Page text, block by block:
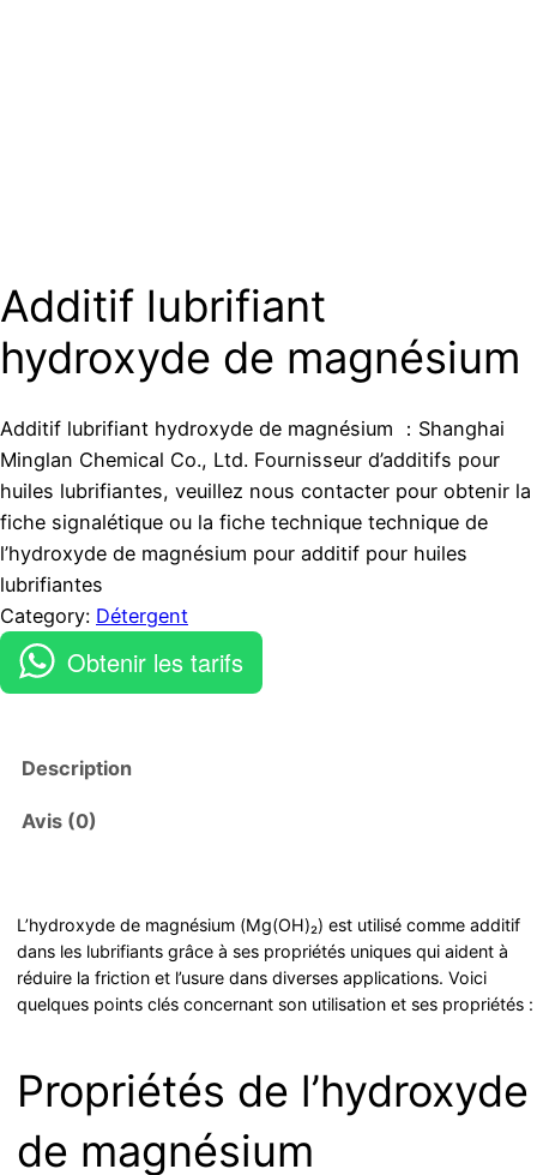
Additif lubrifiant
hydroxyde de magnésium
Additif lubrifiant hydroxyde de magnésium ：Shanghai
Minglan Chemical Co., Ltd. Fournisseur d’additifs pour
huiles lubrifiantes, veuillez nous contacter pour obtenir la
fiche signalétique ou la fiche technique technique de
l’hydroxyde de magnésium pour additif pour huiles
lubrifiantes
Category: Détergent
Obtenir les tarifs
Description
Avis (0)
L’hydroxyde de magnésium (Mg(OH)₂) est utilisé comme additif
dans les lubrifiants grâce à ses propriétés uniques qui aident à
réduire la friction et l’usure dans diverses applications. Voici
quelques points clés concernant son utilisation et ses propriétés :
Propriétés de l’hydroxyde
de magnésium